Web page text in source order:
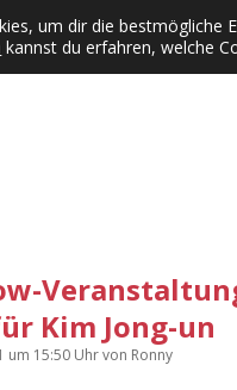
Menü öffnen
KFMW-Disco Dates
Kim Jong-un
um 15:50 Uhrvon Ronny
um dir die bestmögliche
kannst du erfahren, welche